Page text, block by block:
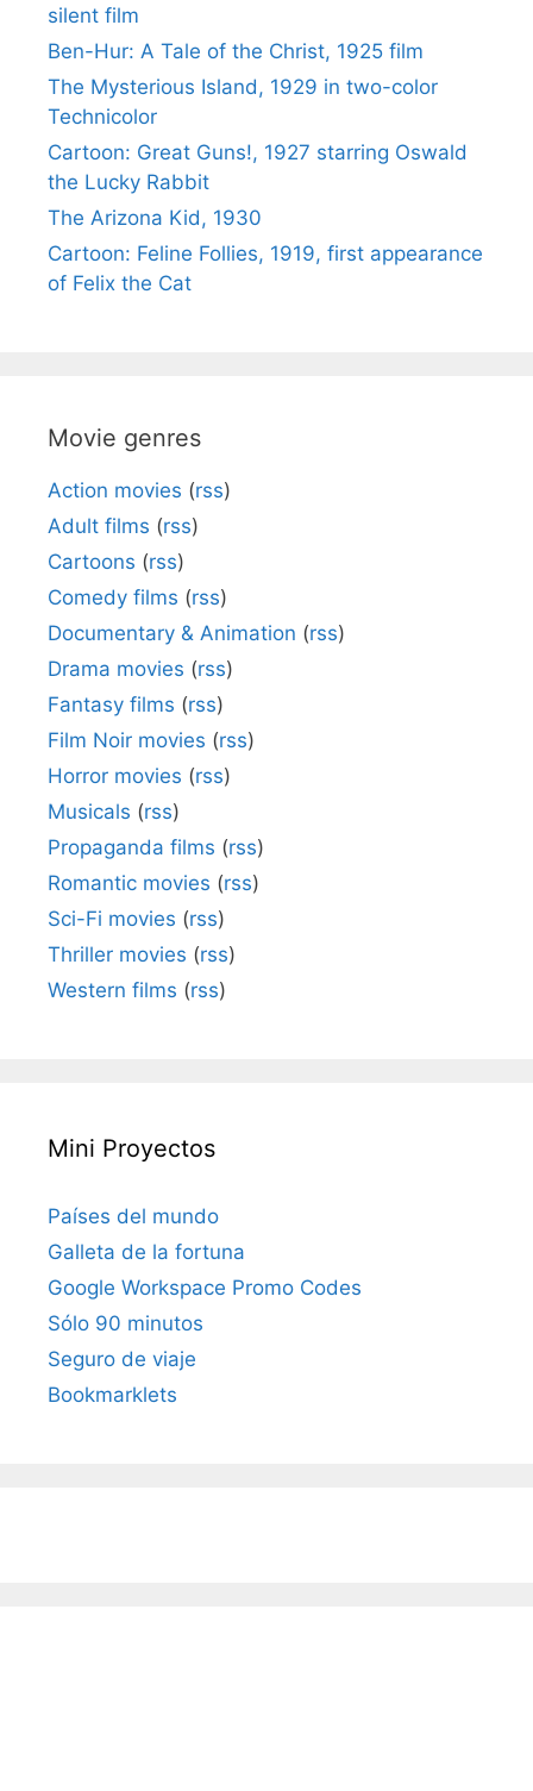
silent film
Ben-Hur: A Tale of the Christ, 1925 film
The Mysterious Island, 1929 in two-color
Technicolor
Cartoon: Great Guns!, 1927 starring Oswald
the Lucky Rabbit
The Arizona Kid, 1930
Cartoon: Feline Follies, 1919, first appearance
of Felix the Cat
Movie genres
Action movies (rss)
Adult films (rss)
Cartoons (rss)
Comedy films (rss)
Documentary & Animation (rss)
Drama movies (rss)
Fantasy films (rss)
Film Noir movies (rss)
Horror movies (rss)
Musicals (rss)
Propaganda films (rss)
Romantic movies (rss)
Sci-Fi movies (rss)
Thriller movies (rss)
Western films (rss)
Mini Proyectos
Países del mundo
Galleta de la fortuna
Google Workspace Promo Codes
Sólo 90 minutos
Seguro de viaje
Bookmarklets